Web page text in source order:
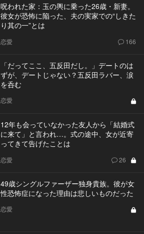
呪われた家：玉の輿に乗った26歳・新妻。
彼女が恐怖に陥った、夫の実家での“しきた
り其の一”とは
恋愛 166
「だってここ、五反田だし。」デートのは
ずが、デートじゃない？五反田ラバー、涙
を呑む
恋愛
12年も会っていなかった友人から「結婚式
に来て」と言われ…。式の途中、女が近寄
ってきて告げたことは
恋愛 26
49歳シングルファーザー独身貴族。彼が女
性恐怖症になった理由は悲しいものだった
恋愛